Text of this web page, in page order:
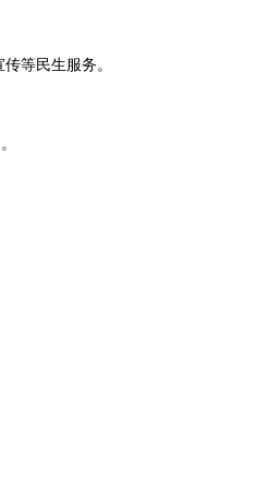
传等民生服务。
。